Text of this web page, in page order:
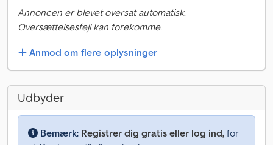
Annoncen er blevet oversat automatisk.
Oversættelsesfejl kan forekomme.
Anmod om flere oplysninger
Udbyder
Bemærk: Registrer dig gratis eller log ind, for